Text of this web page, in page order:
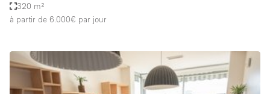
Étal de Marché
Caractéristiques de l'espace
Accès aux handicapés
320 m²
à partir de 6.000€ par jour